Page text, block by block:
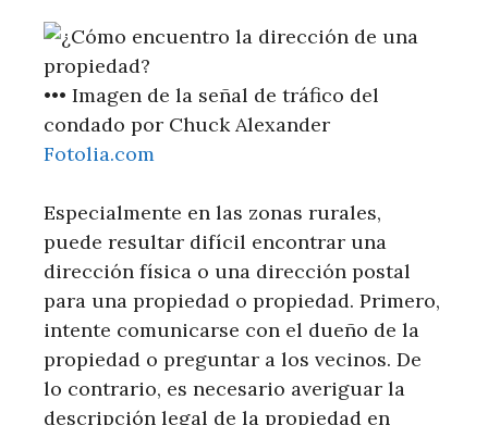
••• Imagen de la señal de tráfico del
condado por Chuck Alexander
Fotolia.com
Especialmente en las zonas rurales,
puede resultar difícil encontrar una
dirección física o una dirección postal
para una propiedad o propiedad. Primero,
intente comunicarse con el dueño de la
propiedad o preguntar a los vecinos. De
lo contrario, es necesario averiguar la
descripción legal de la propiedad en